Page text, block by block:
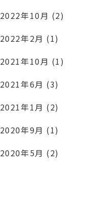
2022年10月 (2)
2022年2月 (1)
2021年10月 (1)
2021年6月 (3)
2021年1月 (2)
2020年9月 (1)
2020年5月 (2)